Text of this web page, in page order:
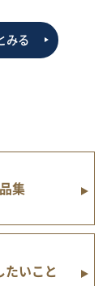
みる
集
たいこと